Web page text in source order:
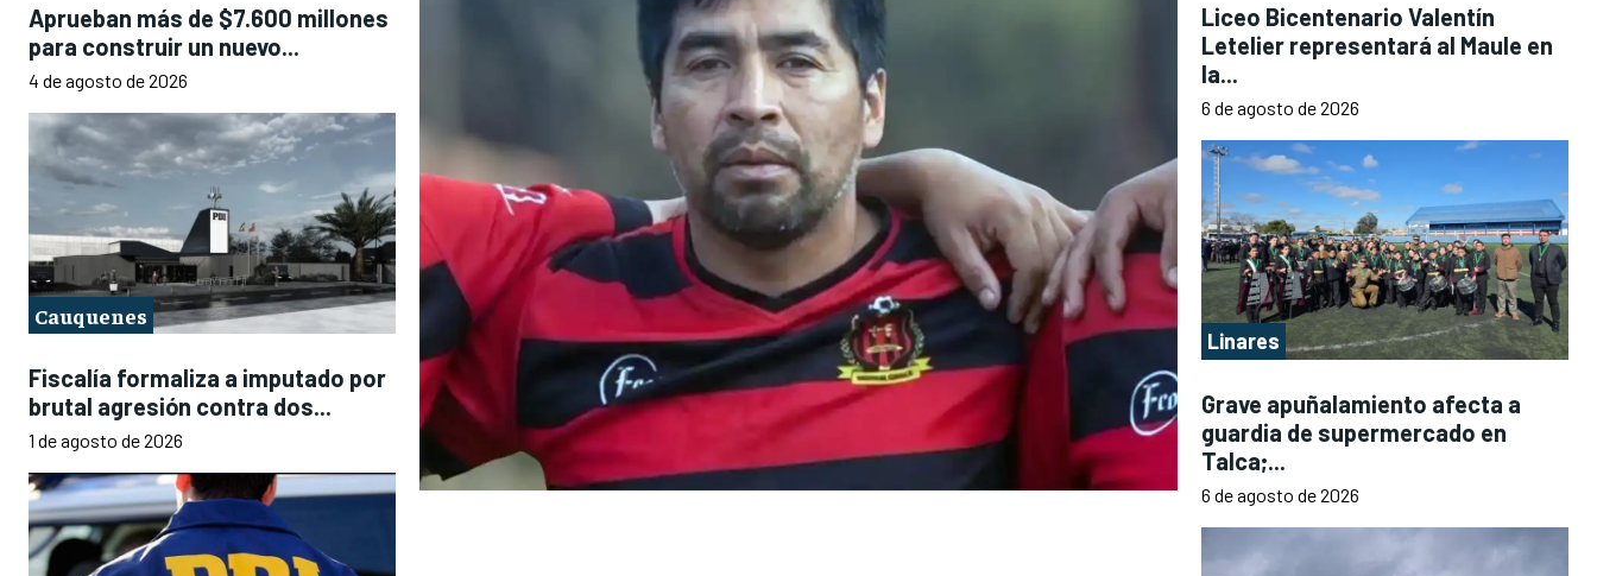
Aprueban más de $7.600 millones
para construir un nuevo...
4 de agosto de 2026
Cauquenes
Fiscalía formaliza a imputado por
brutal agresión contra dos...
1 de agosto de 2026
Liceo Bicentenario Valentín
Letelier representará al Maule en
la...
6 de agosto de 2026
Linares
Grave apuñalamiento afecta a
guardia de supermercado en
Talca;...
6 de agosto de 2026